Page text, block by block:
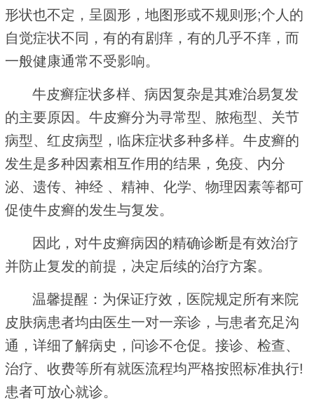
形状也不定，呈圆形，地图形或不规则形;个人的
自觉症状不同，有的有剧痒，有的几乎不痒，而
一般健康通常不受影响。
牛皮癣症状多样、病因复杂是其难治易复发
的主要原因。牛皮癣分为寻常型、脓疱型、关节
病型、红皮病型，临床症状多种多样。牛皮癣的
发生是多种因素相互作用的结果，免疫、内分
泌、遗传、神经 、精神、化学、物理因素等都可
促使牛皮癣的发生与复发。
因此，对牛皮癣病因的精确诊断是有效治疗
并防止复发的前提，决定后续的治疗方案。
温馨提醒：为保证疗效，医院规定所有来院
皮肤病患者均由医生一对一亲诊，与患者充足沟
通，详细了解病史，问诊不仓促。接诊、检查、
治疗、收费等所有就医流程均严格按照标准执行!
患者可放心就诊。